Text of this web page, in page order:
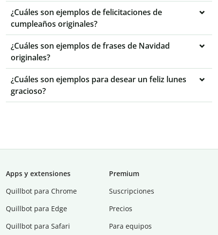
¿Cuáles son ejemplos de felicitaciones de
cumpleaños originales?
¿Cuáles son ejemplos de frases de Navidad
originales?
¿Cuáles son ejemplos para desear un feliz lunes
gracioso?
Apps y extensiones
Quillbot para Chrome
Quillbot para Edge
Quillbot para Safari
Premium
Suscripciones
Precios
Para equipos